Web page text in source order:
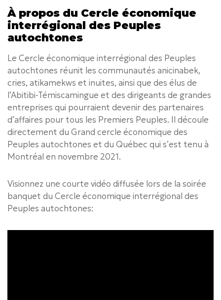
À propos du Cercle économique
interrégional des Peuples
autochtones
Le Cercle économique interrégional des Peuples
autochtones réunit les communautés anicinabek,
cries, atikamekws et inuites, ainsi que des élus de
l’Abitibi-Témiscamingue et des dirigeants de grandes
entreprises qui pourraient devenir des partenaires
d’affaires pour tous les Premiers Peuples. Il découle
directement du Grand cercle économique des
Peuples autochtones et du Québec qui s’est tenu à
Montréal en novembre 2021.
Visionnez une courte vidéo diffusée lors de la soirée
banquet du Cercle économique interrégional des
Peuples autochtones: